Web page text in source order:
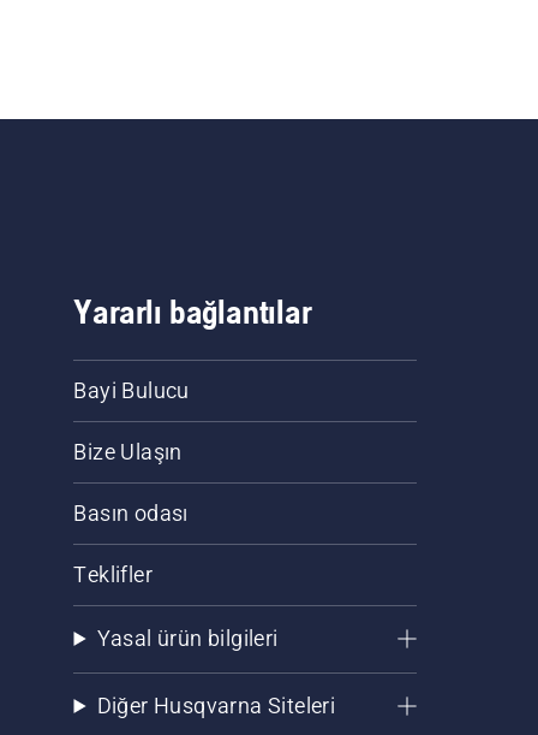
Yararlı bağlantılar
Bayi Bulucu
Bize Ulaşın
Basın odası
Teklifler
Yasal ürün bilgileri
Diğer Husqvarna Siteleri